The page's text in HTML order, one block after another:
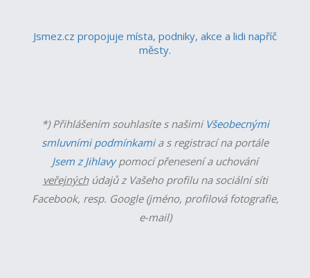
Jsmez.cz propojuje místa, podniky, akce a lidi napříč
městy.
*) Přihlášením souhlasíte s našimi Všeobecnými
smluvními podmínkamia s registrací na portále
Jsem z Jihlavypomocí přenesení a uchování
veřejnýchúdajů z Vašeho profilu na sociální síti
Facebook, resp. Google (jméno, profilová fotografie,
e-mail)